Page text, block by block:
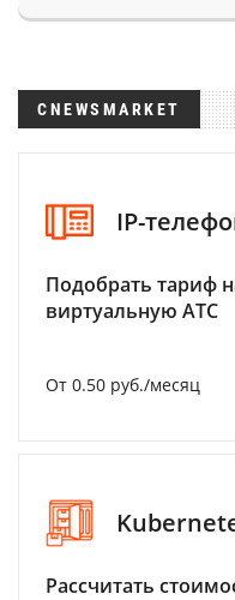
CNEWSMARKET
IP-
Подобрать тариф
виртуальную АТС
От 0.50 руб./месяц
Рассчитать